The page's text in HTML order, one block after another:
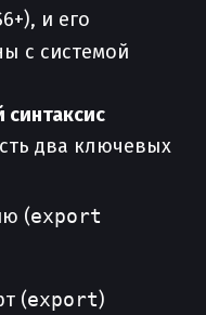
и его
с системой
два ключевых
(export
(export)